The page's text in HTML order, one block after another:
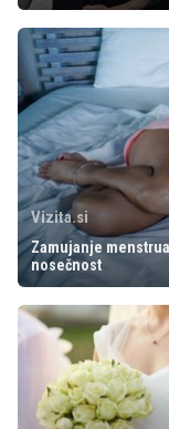
Vizita.si
Zamujanje
nosečnost